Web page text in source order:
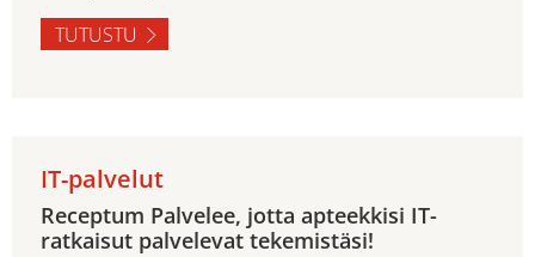
TUTUSTU
IT-palvelut
Receptum Palvelee, jotta apteekkisi IT-
ratkaisut palvelevat tekemistäsi!